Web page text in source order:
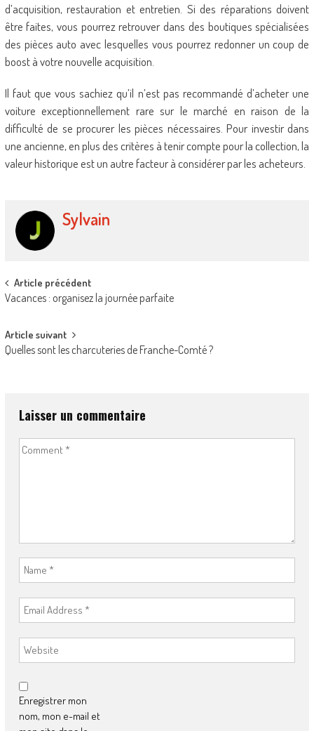
d’acquisition, restauration et entretien. Si des réparations doivent
être faites, vous pourrez retrouver dans des boutiques spécialisées
des pièces auto avec lesquelles vous pourrez redonner un coup de
boost à votre nouvelle acquisition.
Il faut que vous sachiez qu’il n’est pas recommandé d’acheter une
voiture exceptionnellement rare sur le marché en raison de la
difficulté de se procurer les pièces nécessaires. Pour investir dans
une ancienne, en plus des critères à tenir compte pour la collection, la
valeur historique est un autre facteur à considérer par les acheteurs.
Sylvain
Post
navigation
Article précédent
Vacances : organisez la journée parfaite
Article suivant
Quelles sont les charcuteries de Franche-Comté ?
Laisser un commentaire
Enregistrer mon
nom, mon e-mail et